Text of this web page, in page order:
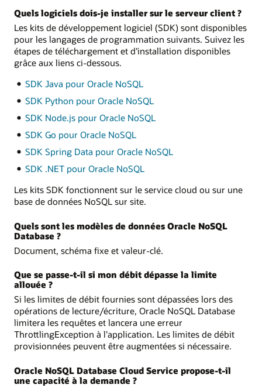
Quels logiciels dois-je installer sur le serveur client ?
Les kits de développement logiciel (SDK) sont disponibles
pour les langages de programmation suivants. Suivez les
étapes de téléchargement et d’installation disponibles
grâce aux liens ci-dessous.
SDK Java pour Oracle NoSQL
SDK Python pour Oracle NoSQL
SDK Node.js pour Oracle NoSQL
SDK Go pour Oracle NoSQL
SDK Spring Data pour Oracle NoSQL
SDK .NET pour Oracle NoSQL
Les kits SDK fonctionnent sur le service cloud ou sur une
base de données NoSQL sur site.
Quels sont les modèles de données Oracle NoSQL
Database ?
Document, schéma fixe et valeur-clé.
Que se passe-t-il si mon débit dépasse la limite
allouée ?
Si les limites de débit fournies sont dépassées lors des
opérations de lecture/écriture, Oracle NoSQL Database
limitera les requêtes et lancera une erreur
ThrottlingException à l’application. Les limites de débit
provisionnées peuvent être augmentées si nécessaire.
Oracle NoSQL Database Cloud Service propose-t-il
une capacité à la demande ?